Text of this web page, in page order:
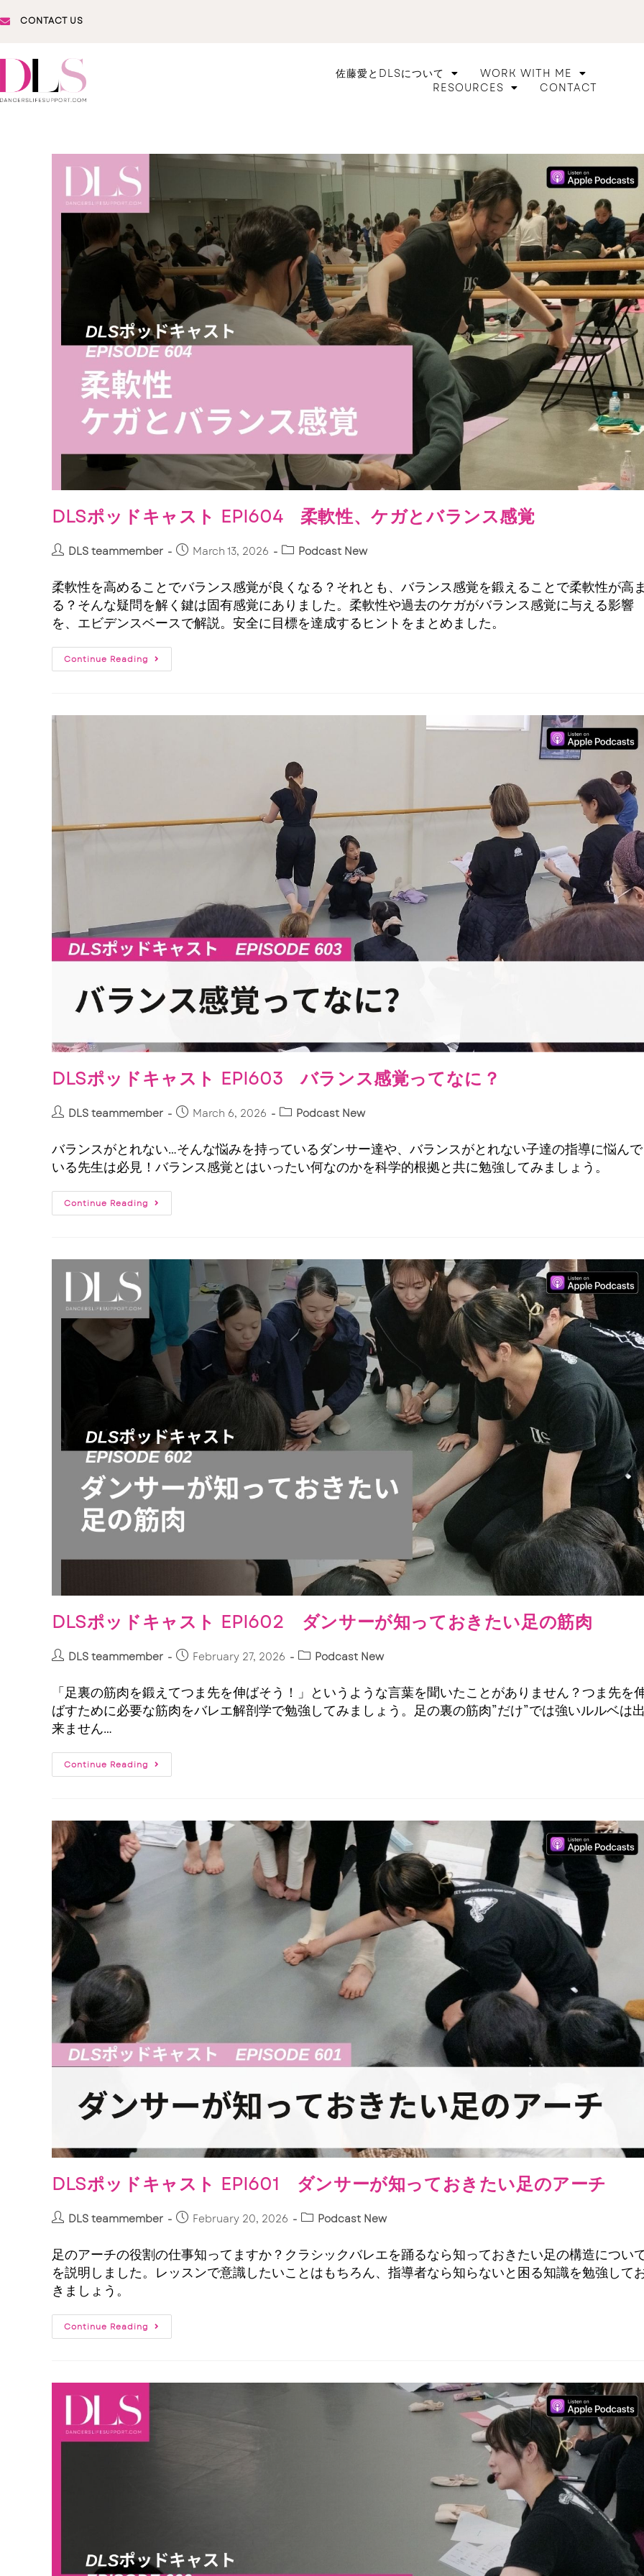
CONTACT US
佐藤愛とDLSについて
WORK WITH ME
RESOURCES
CONTACT
DLSポッドキャスト EPI604 柔軟性、ケガとバランス感覚
DLS teammember March 13, 2026 Podcast New
柔軟性を高めることでバランス感覚が良くなる？それとも、バランス感覚を鍛えることで柔軟性が高
る？そんな疑問を解く鍵は固有感覚にありました。柔軟性や過去のケガがバランス感覚に与える影響
を、エビデンスベースで解説。安全に目標を達成するヒントをまとめました。
Continue Reading
DLSポッドキャスト EPI603 バランス感覚ってなに？
DLS teammember March 6, 2026 Podcast New
バランスがとれない…そんな悩みを持っているダンサー達や、バランスがとれない子達の指導に悩んで
いる先生は必見！バランス感覚とはいったい何なのかを科学的根拠と共に勉強してみましょう。
Continue Reading
DLSポッドキャスト EPI602 ダンサーが知っておきたい足の筋肉
DLS teammember February 27, 2026 Podcast New
「足裏の筋肉を鍛えてつま先を伸ばそう！」というような言葉を聞いたことがありません？つま先を
ばすために必要な筋肉をバレエ解剖学で勉強してみましょう。足の裏の筋肉”だけ”では強いルルベは
来ません…
Continue Reading
DLSポッドキャスト EPI601 ダンサーが知っておきたい足のアーチ
DLS teammember February 20, 2026 Podcast New
足のアーチの役割の仕事知ってますか？クラシックバレエを踊るなら知っておきたい足の構造につい
を説明しました。レッスンで意識したいことはもちろん、指導者なら知らないと困る知識を勉強して
きましょう。
Continue Reading